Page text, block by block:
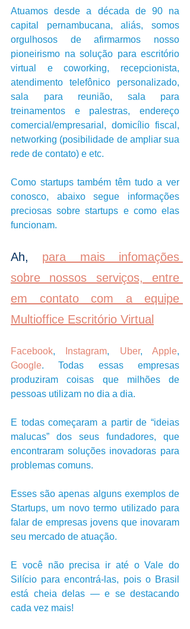
Atuamos desde a década de 90 na
capital pernambucana, aliás, somos
orgulhosos de afirmarmos nosso
pioneirismo na solução para escritório
virtual e coworking, recepcionista,
atendimento telefônico personalizado,
sala para reunião, sala para
treinamentos e palestras, endereço
comercial/empresarial, domicílio fiscal,
networking (posibilidade de ampliar sua
rede de contato) e etc.
Como startups também têm tudo a ver
conosco, abaixo segue informações
preciosas sobre startups e como elas
funcionam.
Ah, para mais infomações
sobre nossos serviços, entre
em contato com a equipe
Multioffice Escritório Virtual
Facebook, Instagram, Uber, Apple
Google. Todas essas empresas
produziram coisas que milhões de
pessoas utilizam no dia a dia.
E todas começaram a partir de “ideias
malucas” dos seus fundadores, que
encontraram soluções inovadoras para
problemas comuns.
Esses são apenas alguns exemplos de
Startups, um novo termo utilizado para
falar de empresas jovens que inovaram
seu mercado de atuação.
E você não precisa ir até o Vale do
Silício para encontrá-las, pois o Brasil
está cheia delas — e se destacando
cada vez mais!